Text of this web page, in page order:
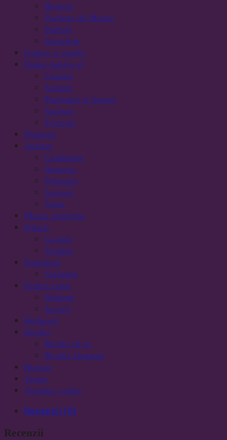
Borsete
Pachete de Martie
Pantofi
Portofele
Gulere si esarfe
Haine pentru el
Camasi
Jachete
Papioane si butoni
Sacouri
Tricouri
Hanorac
Jachete
Cardigane
Hanorac
Paltoane
Sacouri
Veste
Masca protectie
Palarii
Caciuli
Voalete
Pantaloni
Salopete
Pentru copii
Hainute
Jucarii
Reduceri
Rochii
Rochii de zi
Rochii elegante
Rucsac
Tenisi
Voucher cadou
Recenzii (0)
Recenzii